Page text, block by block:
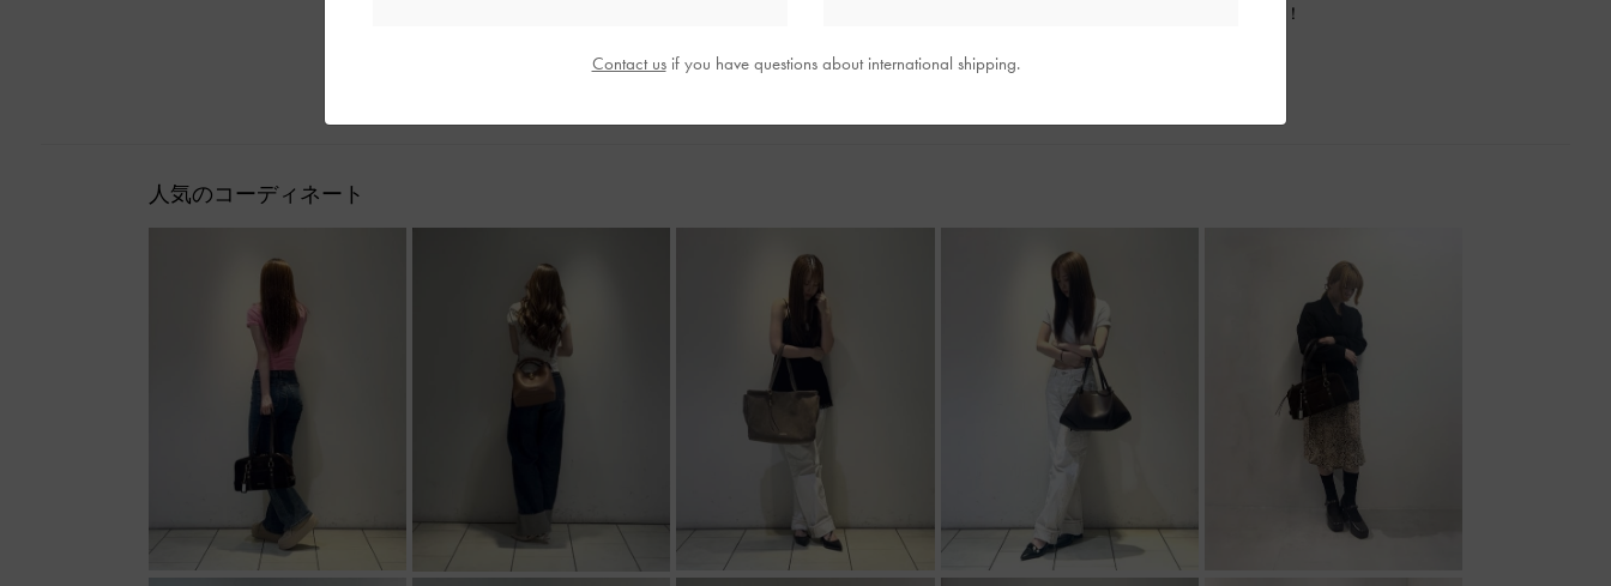
かけてもオシャレに決まります。ぜひ店頭でお試しください！
2025-06-09 にアップロード
人気のコーディネート
Contact usif you have questions about international shipping.